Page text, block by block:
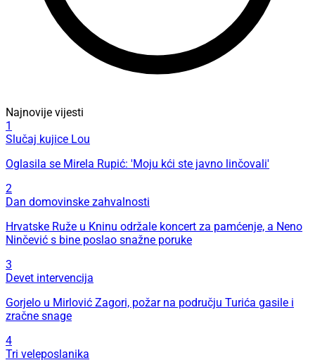
Najnovije vijesti
1
Slučaj kujice Lou
Oglasila se Mirela Rupić: 'Moju kći ste javno linčovali'
2
Dan domovinske zahvalnosti
Hrvatske Ruže u Kninu održale koncert za pamćenje, a Neno
Ninčević s bine poslao snažne poruke
3
Devet intervencija
Gorjelo u Mirlović Zagori, požar na području Turića gasile i
zračne snage
4
Tri veleposlanika